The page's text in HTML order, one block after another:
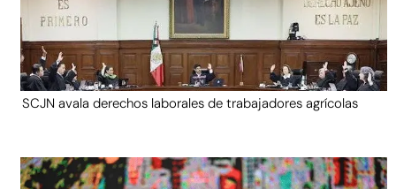
SCJN avala derechos laborales de trabajadores agrícolas